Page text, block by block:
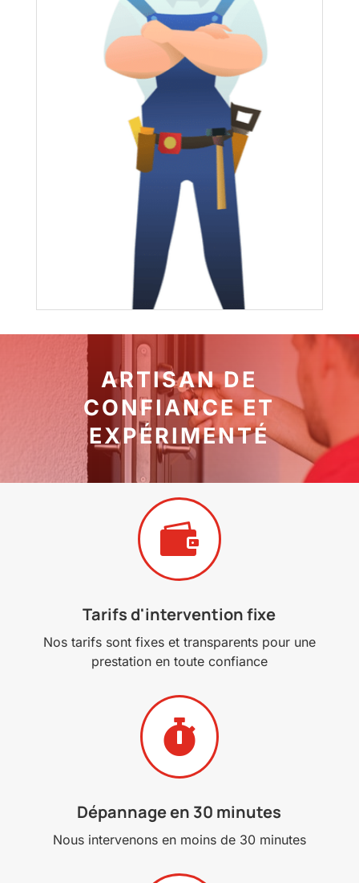
ARTISAN DE
CONFIANCE ET
EXPÉRIMENTÉ

Tarifs d'intervention fixe
Nos tarifs sont fixes et transparents pour une
prestation en toute confiance

Dépannage en 30 minutes
Nous intervenons en moins de 30 minutes